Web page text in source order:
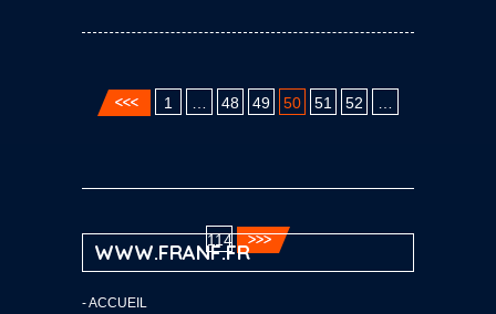
1 48 49 50 51 52
114
WWW.FRANF.FR
-ACCUEIL